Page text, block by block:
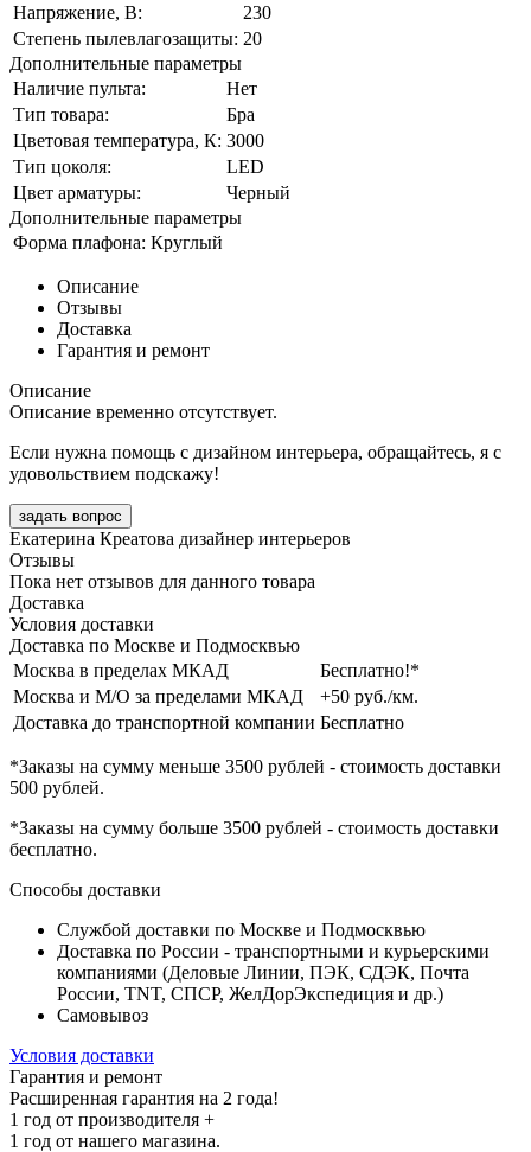
Напряжение, В:
230
Степень пылевлагозащиты: 20
Дополнительные параметры
Наличие пульта:
Нет
Тип товара:
Бра
Цветовая температура, К: 3000
Тип цоколя:
LED
Цвет арматуры:
Черный
Дополнительные параметры
Форма плафона: Круглый
Описание
Отзывы
Доставка
Гарантия и ремонт
Описание
Описание временно отсутствует.
Если нужна помощь с дизайном интерьера, обращайтесь, я с
удовольствием подскажу!
задать вопрос
Екатерина Креатова дизайнер интерьеров
Отзывы
Пока нет отзывов для данного товара
Доставка
Условия доставки
Доставка по Москве и Подмосквью
Москва в пределах МКАД
Бесплатно!*
Москва и М/О за пределами МКАД
+50 руб./км.
Доставка до транспортной компании Бесплатно
*Заказы на сумму меньше 3500 рублей - стоимость доставки
500 рублей.
*Заказы на сумму больше 3500 рублей - стоимость доставки
бесплатно.
Способы доставки
Службой доставки по Москве и Подмосквью
Доставка по России - транспортными и курьерскими
компаниями (Деловые Линии, ПЭК, СДЭК, Почта
России, TNT, СПСР, ЖелДорЭкспедиция и др.)
Самовывоз
Условия доставки
Гарантия и ремонт
Расширенная гарантия на 2 года!
1 год от производителя +
1 год от нашего магазина.